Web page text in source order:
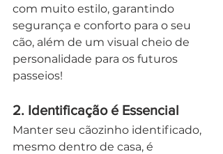
com muito estilo, garantindo
segurança e conforto para o seu
cão, além de um visual cheio de
personalidade para os futuros
passeios!
2. Identificação é Essencial
Manter seu cãozinho identificado,
mesmo dentro de casa, é